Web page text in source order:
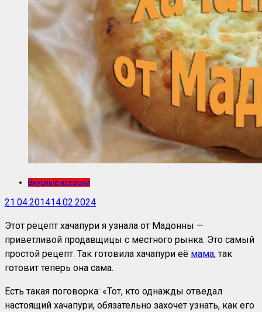
Вкусные истории
21.04.201414.02.2024
Этот рецепт хачапури я узнала от Мадонны —
приветливой продавщицы с местного рынка. Это самый
простой рецепт. Так готовила хачапури её мама, так
готовит теперь она сама.
Есть такая поговорка: «Тот, кто однажды отведал
настоящий хачапури, обязательно захочет узнать, как его